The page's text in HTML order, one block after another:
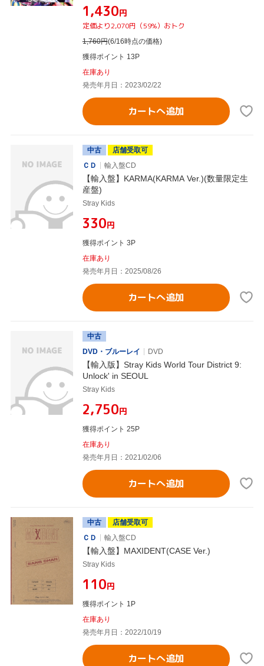
¥1,430円
定価より2,070円（59%）おトク
1,760円(6/16時点の価格)
獲得ポイント 13P
在庫あり
発売年月日：2023/02/22
カートへ追加
中古
店舗受取可
ＣＤ
輸入盤CD
【輸入盤】KARMA(KARMA Ver.)(数量限定生
産盤)
Stray Kids
¥330円
獲得ポイント 3P
在庫あり
発売年月日：2025/08/26
カートへ追加
中古
DVD・ブルーレイ
DVD
【輸入版】Stray Kids World Tour District 9:
Unlock' in SEOUL
Stray Kids
¥2,750円
獲得ポイント 25P
在庫あり
発売年月日：2021/02/06
カートへ追加
中古
店舗受取可
ＣＤ
輸入盤CD
【輸入盤】MAXIDENT(CASE Ver.)
Stray Kids
¥110円
獲得ポイント 1P
在庫あり
発売年月日：2022/10/19
カートへ追加